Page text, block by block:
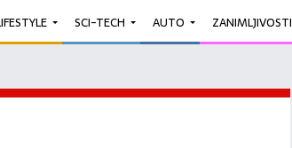
SCI-TECH AUTO ZANIMLJIVOSTI